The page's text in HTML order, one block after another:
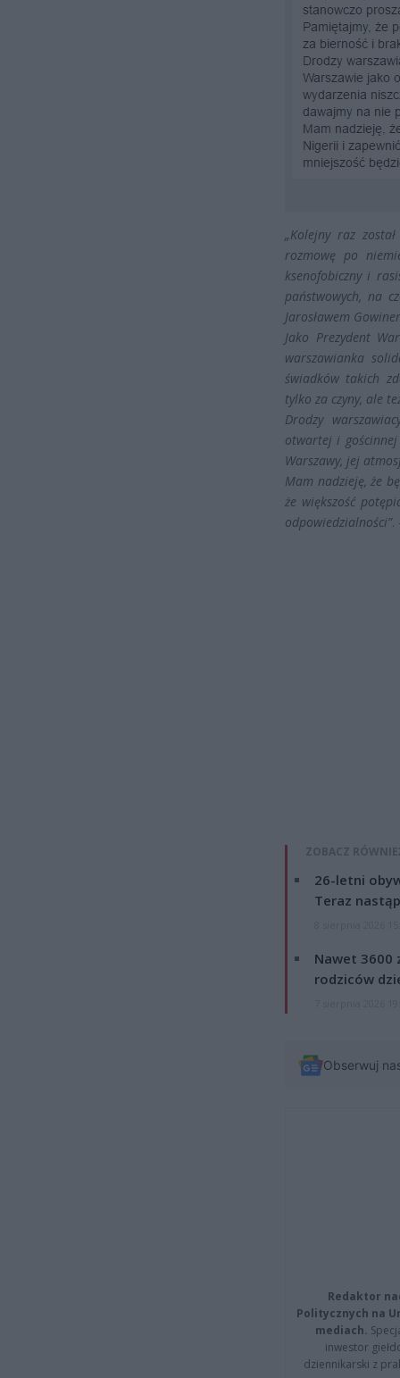
„Kolejny raz
rozmowę po
ksenofobiczny i
państwowych, na
Jarosławem
Jako Prezydent
warszawianka
świadków takich
tylko za czyny, ale
Drodzy
otwartej i
Warszawy, jej
Mam nadzieję, że
że większość
odpowiedzialności”.
ZOBACZ
26-letni
Teraz
Nawet 3600
rodziców
Obserwuj
Redaktor
Politycznych na
mediach.
inwestor
dziennikarski z